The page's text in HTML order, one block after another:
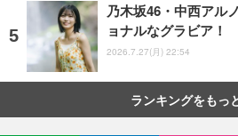
乃木坂46・中西アル
ョナルなグラビア！
2026.7.27(月) 22:54
ランキングをもっ